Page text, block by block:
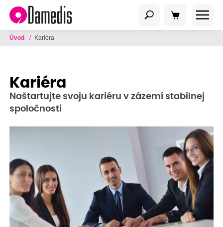
Úvod / Kariéra
Kariéra
Naštartujte svoju kariéru v zázemí stabilnej
spoločnosti